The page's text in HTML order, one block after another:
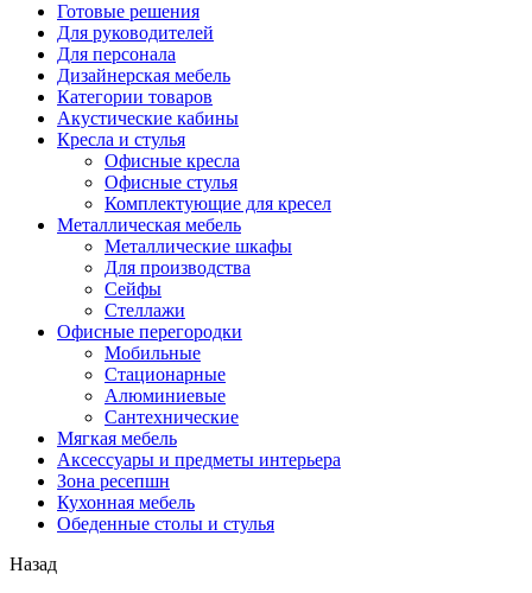
Готовые решения
Для руководителей
Для персонала
Дизайнерская мебель
Категории товаров
Акустические кабины
Кресла и стулья
Офисные кресла
Офисные стулья
Комплектующие для кресел
Металлическая мебель
Металлические шкафы
Для производства
Сейфы
Стеллажи
Офисные перегородки
Мобильные
Стационарные
Алюминиевые
Сантехнические
Мягкая мебель
Аксессуары и предметы интерьера
Зона ресепшн
Кухонная мебель
Обеденные столы и стулья
Назад